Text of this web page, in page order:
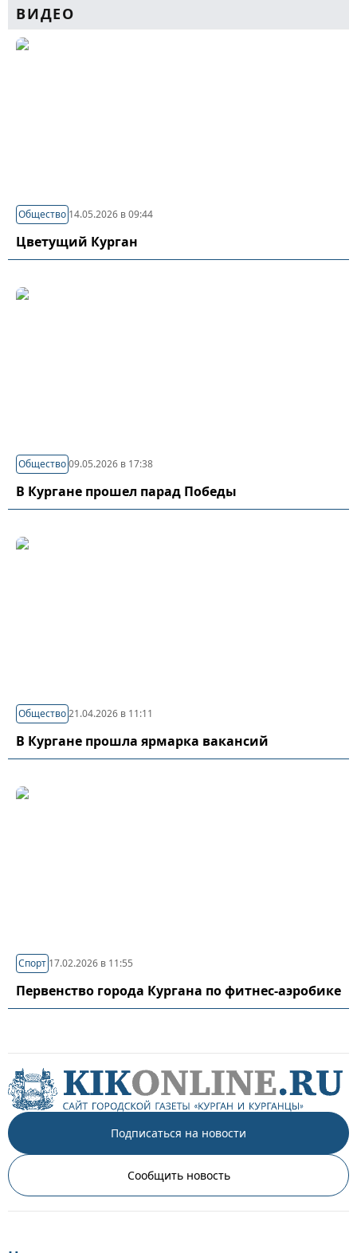
ВИДЕО
Общество 14.05.2026 в 09:44
Цветущий Курган
Общество09.05.2026 в 17:38
В Кургане прошел парад Победы
Общество21.04.2026 в 11:11
В Кургане прошла ярмарка вакансий
Спорт 17.02.2026 в 11:55
Первенство города Кургана по фитнес-аэробике
Подписаться на новости
Сообщить новость